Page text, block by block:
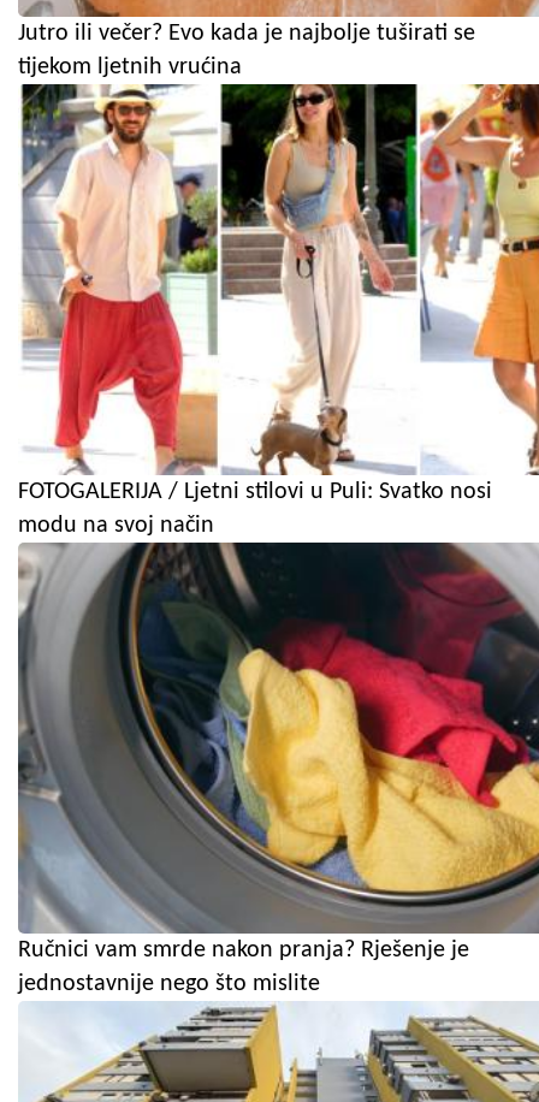
Jutro ili večer? Evo kada je najbolje tuširati se
tijekom ljetnih vrućina
FOTOGALERIJA / Ljetni stilovi u Puli: Svatko nosi
modu na svoj način
Ručnici vam smrde nakon pranja? Rješenje je
jednostavnije nego što mislite